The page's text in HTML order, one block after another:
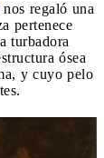
nos regaló una
pertenece
turbadora
ósea
y cuyo pelo